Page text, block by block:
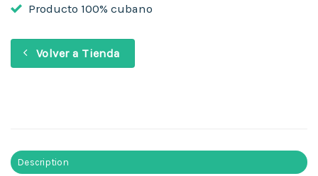
Producto 100% cubano
Volver a Tienda
Description